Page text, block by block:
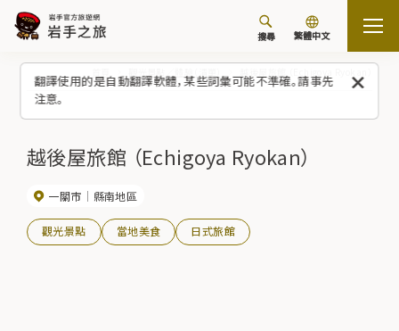
翻譯使用的是自動翻譯軟體，某些詞彙可能不準確。請事先
注意。
搜尋 繁體中文
觀光景點／體驗（清單）
越後屋旅館 （Echigoya Ryokan）
一關市 縣南地區
觀光景點 當地美食 日式旅館